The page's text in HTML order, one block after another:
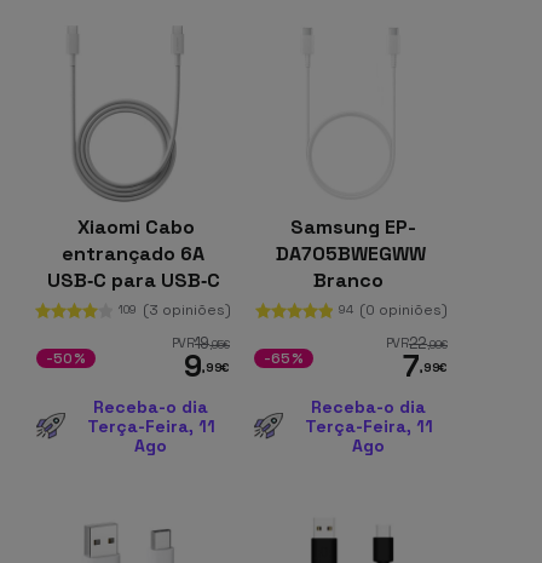
Xiaomi Cabo
entrançado 6A
USB‑C para USB‑C
120 W 2 m
109 (3 opiniões)
PVR19,95€
9,99€
-50%
Receba-o dia
Terça-Feira, 11
Ago
Samsung EP-
DA705BWEGWW
Branco
94 (0 opiniões)
PVR22,99€
7,99€
-65%
Receba-o dia
Terça-Feira, 11
Ago